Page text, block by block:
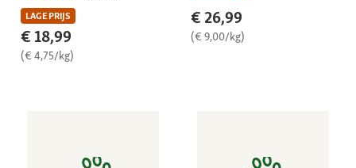
LAGE PRIJS
€ 18,99
(€ 4,75/kg)
€ 26,99
(€ 9,00/kg)